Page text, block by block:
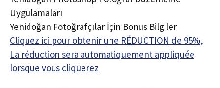
Uygulamaları
Yenidoğan Fotoğrafçılar İçin Bonus Bilgiler
Cliquez ici pour obtenir une RÉDUCTION de 95%,
La réduction sera automatiquement appliquée
lorsque vous cliquerez